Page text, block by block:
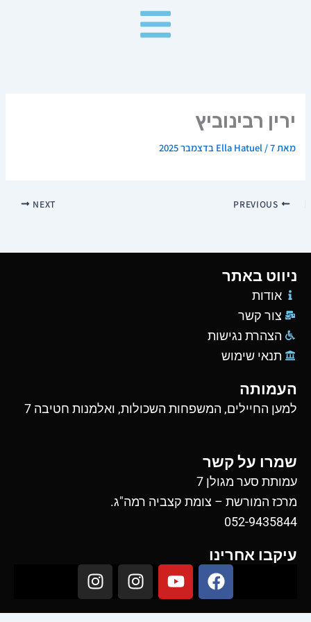
ירין רבינוביץ
מאת Ella Hatuel /7 בדצמבר 2025
NEXT
ניווט באתר
אודות
צור קשר
הצהרת נגישות
תנאי שימוש
העמותה
למען החיילים, המשפחות השכולות, ואלמנות חטיבה 7
שמרו על קשר
עמותת סער מגולן 7
מרכז המורשת – צומת קצביה רמה"ג.
052-9435844
עיקבו אחרינו
F
a
c
Y
o
u
I
n
s
I
n
s